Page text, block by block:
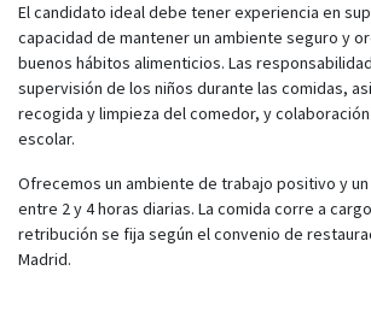
El candidato ideal debe tener experiencia en
capacidad de mantener un ambiente seguro y
buenos hábitos alimenticios. Las
supervisión de los niños durante las comidas,
recogida y limpieza del comedor, y
escolar.
Ofrecemos un ambiente de trabajo positivo y
entre 2 y 4 horas diarias. La comida corre a
retribución se fija según el convenio de
Madrid.